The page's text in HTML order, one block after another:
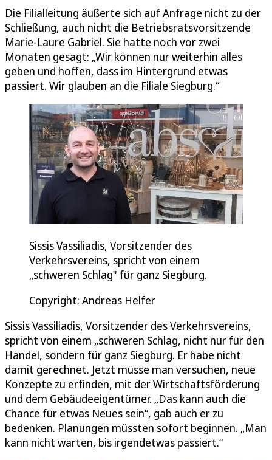
Die Filialleitung äußerte sich auf Anfrage nicht zu der
Schließung, auch nicht die Betriebsratsvorsitzende
Marie-Laure Gabriel. Sie hatte noch vor zwei
Monaten gesagt: „Wir können nur weiterhin alles
geben und hoffen, dass im Hintergrund etwas
passiert. Wir glauben an die Filiale Siegburg.“
Sissis Vassiliadis, Vorsitzender des
Verkehrsvereins, spricht von einem
„schweren Schlag" für ganz Siegburg.
Copyright: Andreas Helfer
Sissis Vassiliadis, Vorsitzender des Verkehrsvereins,
spricht von einem „schweren Schlag, nicht nur für den
Handel, sondern für ganz Siegburg. Er habe nicht
damit gerechnet. Jetzt müsse man versuchen, neue
Konzepte zu erfinden, mit der Wirtschaftsförderung
und dem Gebäudeeigentümer. „Das kann auch die
Chance für etwas Neues sein“, gab auch er zu
bedenken. Planungen müssten sofort beginnen. „Man
kann nicht warten, bis irgendetwas passiert.“